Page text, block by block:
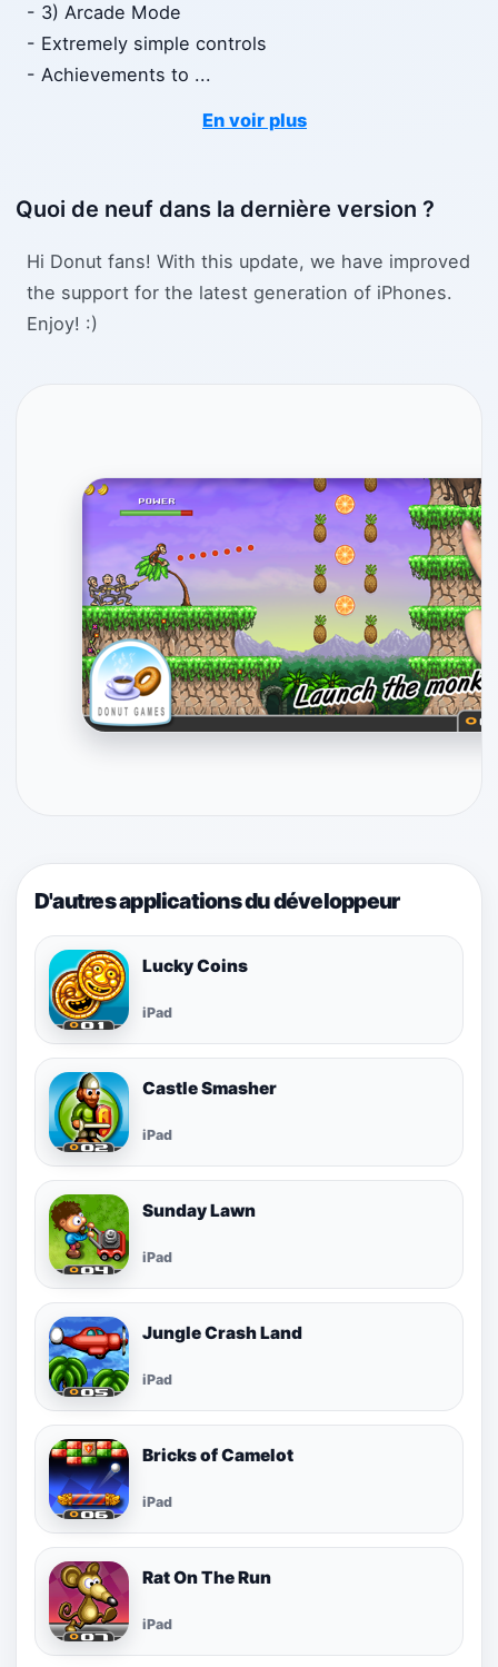
- 3) Arcade Mode
- Extremely simple controls
- Achievements to ...
En voir plus
Quoi de neuf dans la dernière version ?
Hi Donut fans! With this update, we have improved
the support for the latest generation of iPhones.
Enjoy! :)
D'autres applications du développeur
Lucky Coins
iPad
Castle Smasher
iPad
Sunday Lawn
iPad
Jungle Crash Land
iPad
Bricks of Camelot
iPad
Rat On The Run
iPad